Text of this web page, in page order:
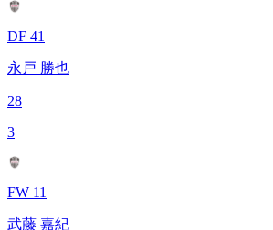
DF 41
永戸 勝也
28
3
FW 11
武藤 嘉紀